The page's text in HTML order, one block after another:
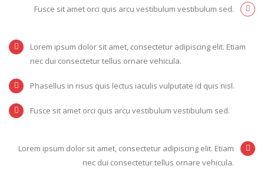
Fusce sit amet orci quis arcu vestibulum vestibulum sed.
Lorem ipsum dolor sit amet, consectetur adipiscing elit. Etiam
nec dui consectetur tellus ornare vehicula.
Phasellus in risus quis lectus iaculis vulputate id quis nisl.
Fusce sit amet orci quis arcu vestibulum vestibulum sed.
Lorem ipsum dolor sit amet, consectetur adipiscing elit. Etiam
nec dui consectetur tellus ornare vehicula.